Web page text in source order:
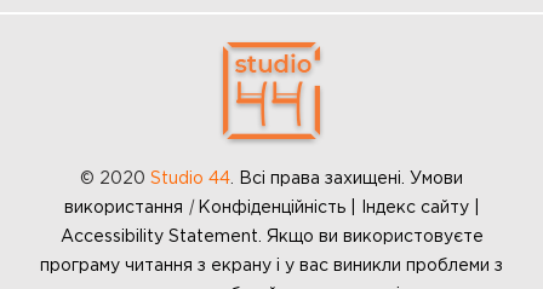
© 2020 Studio 44
Всі права захищені. Умови
використання | Конфіденційність | Індекс сайту |
Accessibility Statement. Якщо ви використовуєте
програму читання з екрану і у вас виникли проблеми з